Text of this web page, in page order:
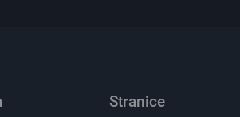
Stranice